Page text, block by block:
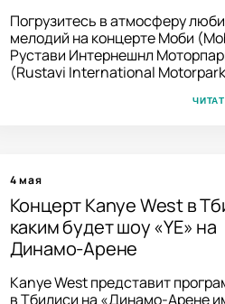
Погрузитесь в атмосферу
мелодий на концерте Моби
Рустави Интернешнл
(Rustavi International
4 мая
Концерт Kanye West в
каким будет шоу «YE» на
Динамо-Арене
Kanye West представит
в Тбилиси на «Динамо-Арене